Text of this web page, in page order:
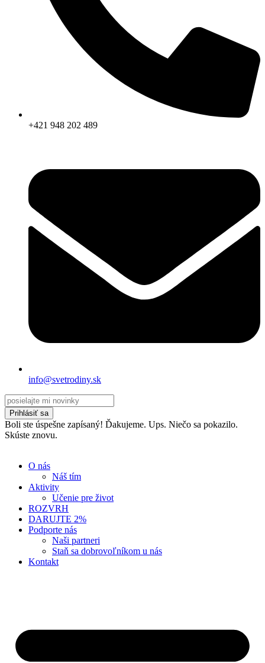
+421 948 202 489
info@svetrodiny.sk
Prihlásiť sa
Boli ste úspešne zapísaný! Ďakujeme. Ups. Niečo sa pokazilo.
Skúste znovu.
O nás
Náš tím
Aktivity
Učenie pre život
ROZVRH
DARUJTE 2%
Podporte nás
Naši partneri
Staň sa dobrovoľníkom u nás
Kontakt